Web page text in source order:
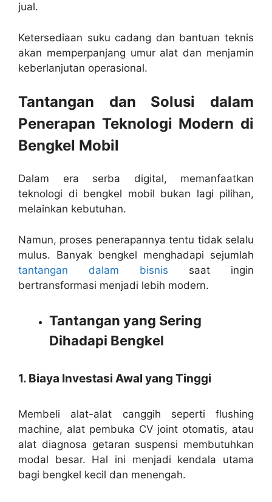
jual.
Ketersediaan suku cadang dan bantuan teknis
akan memperpanjang umur alat dan menjamin
keberlanjutan operasional.
Tantangan dan Solusi dalam
Penerapan Teknologi Modern di
Bengkel Mobil
Dalam era serba digital, memanfaatkan
teknologi di bengkel mobil bukan lagi pilihan,
melainkan kebutuhan.
Namun, proses penerapannya tentu tidak selalu
mulus. Banyak bengkel menghadapi sejumlah
tantangan dalam bisnis saat ingin
bertransformasi menjadi lebih modern.
Tantangan yang Sering
Dihadapi Bengkel
1. Biaya Investasi Awal yang Tinggi
Membeli alat-alat canggih seperti flushing
machine, alat pembuka CV joint otomatis, atau
alat diagnosa getaran suspensi membutuhkan
modal besar. Hal ini menjadi kendala utama
bagi bengkel kecil dan menengah.